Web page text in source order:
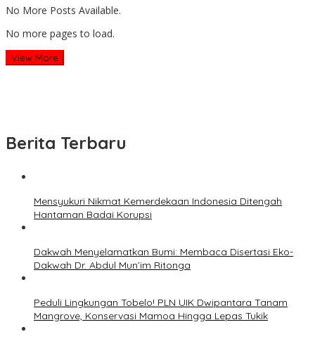
No More Posts Available.
No more pages to load.
View More
Berita Terbaru
Mensyukuri Nikmat Kemerdekaan Indonesia Ditengah
Hantaman Badai Korupsi
Dakwah Menyelamatkan Bumi: Membaca Disertasi Eko-
Dakwah Dr. Abdul Mun’im Ritonga
Peduli Lingkungan Tobelo! PLN UIK Dwipantara Tanam
Mangrove, Konservasi Mamoa Hingga Lepas Tukik